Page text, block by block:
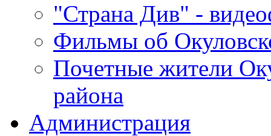
"Страна Див" -
Фильмы об
Почетные жители
района
Администрация